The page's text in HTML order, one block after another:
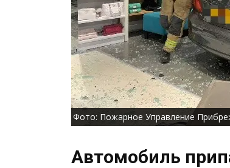
Фото: Пожарное Управление
Автомобиль